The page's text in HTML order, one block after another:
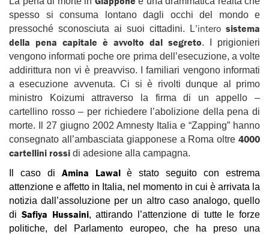
spesso si consuma lontano dagli occhi del mondo e
pressoché sconosciuta ai suoi cittadini. L’intero sistema
della pena capitale è avvolto dal segreto. I prigionieri
vengono informati poche ore prima dell’esecuzione, a volte
addirittura non vi è preavviso. I familiari vengono informati
a esecuzione avvenuta. Ci si è rivolti dunque al primo
ministro Koizumi attraverso la firma di un appello –
cartellino rosso – per richiedere l’abolizione della pena di
morte. Il 27 giugno 2002 Amnesty Italia e “Zapping” hanno
consegnato all’ambasciata giapponese a Roma oltre 4000
cartellini rossi di adesione alla campagna.
Il caso di Amina Lawalè stato seguito con estrema
attenzione e affetto in Italia, nel momento in cui è arrivata la
notizia dall’assoluzione per un altro caso analogo, quello
di Safiya Hussaini, attirando l’attenzione di tutte le forze
politiche, del Parlamento europeo, che ha preso una